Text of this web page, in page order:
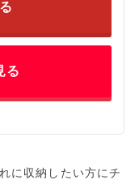
る
に収納したい方にチ